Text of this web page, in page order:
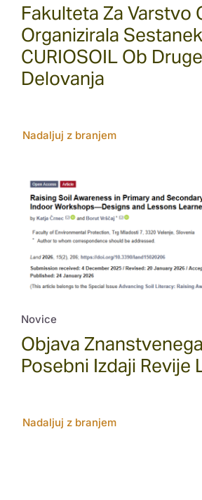
Fakulteta Za Varstvo
Organizirala
CURIOSOIL Ob
Delovanja
Nadaljuj z branjem
Novice
Objava
Posebni Izdaji Revije
Nadaljuj z branjem